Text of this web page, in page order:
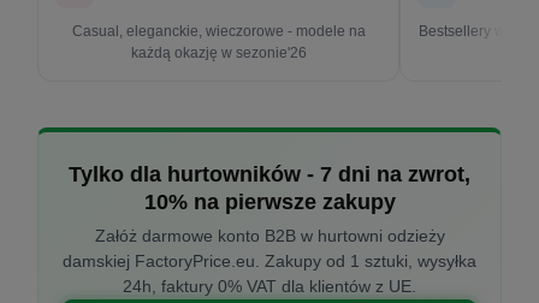
Casual, eleganckie, wieczorowe - modele na
każdą okazję w sezonie'26
Bestsellery w
Tylko dla hurtowników - 7 dni na zwrot,
10% na pierwsze zakupy
Załóż darmowe konto B2B w hurtowni odzieży
damskiej FactoryPrice.eu. Zakupy od 1 sztuki, wysyłka
24h, faktury 0% VAT dla klientów z UE.